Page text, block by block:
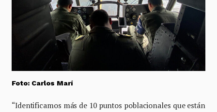
Foto: Carlos Marí
“Identificamos más de 10 puntos poblacionales que están